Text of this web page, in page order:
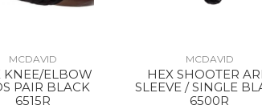
MCDAVID
KNEE/ELBOW
PAIR BLACK
6515R
MCDAVID
HEX SHOOTER
SLEEVE / SINGLE
6500R